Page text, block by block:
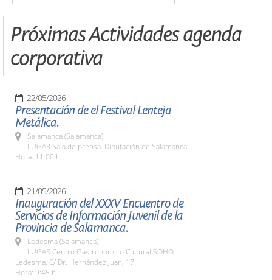
Próximas Actividades agenda
corporativa
22/05/2026
Presentación de el Festival Lenteja
Metálica.
Salamanca (Salamanca)
LUGAR Sala de prensa. Diputación de Salamanca
Hora: 11:00 h.
21/05/2026
Inauguración del XXXV Encuentro de
Servicios de Información Juvenil de la
Provincia de Salamanca.
Ledesma (Salamanca)
LUGAR Centro Gastronómico Cultural SOHO
Ledesma. C/ Dr. Hernández Juan, 17
Hora: 9:45 h.